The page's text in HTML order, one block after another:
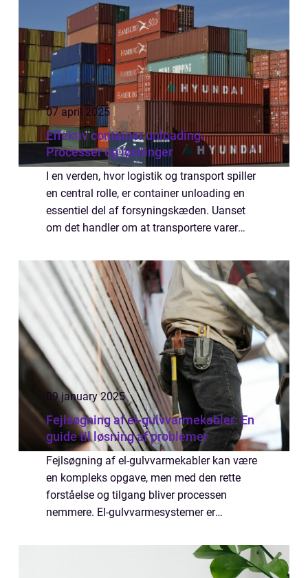
07 april 2025
Effektiv container unloading:
Processer og løsninger
I en verden, hvor logistik og transport spiller
en central rolle, er container unloading en
essentiel del af forsyningskæden. Uanset
om det handler om at transportere varer
nationale grænser, er e...
09 january 2025
Fejlsøgning af el-gulvvarmekabler: En
guide til løsning af problemer
Fejlsøgning af el-gulvvarmekabler kan være
en kompleks opgave, men med den rette
forståelse og tilgang bliver processen
nemmere. El-gulvvarmesystemer er